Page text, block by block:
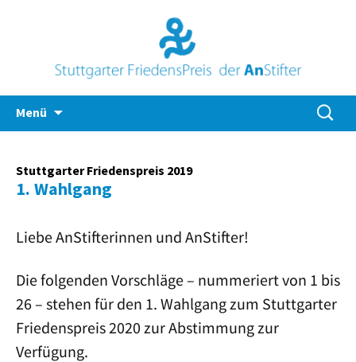
Menü
Zum
Inhalt
nach:
Stuttgarter Friedenspreis 2019
1. Wahlgang
Liebe AnStifterinnen und AnStifter!
Die folgenden Vorschläge – nummeriert von 1 bis
26 – stehen für den 1. Wahlgang zum Stuttgarter
Friedenspreis 2020 zur Abstimmung zur
Verfügung.